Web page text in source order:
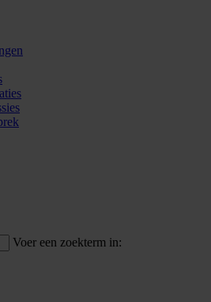
Voer een zoekterm in: